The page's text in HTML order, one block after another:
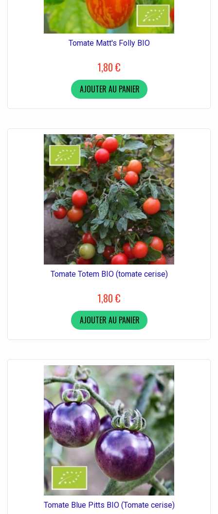
Tomate Matt's Folly BIO
1,80 €
AJOUTER AU PANIER
Tomate Totem BIO (tomate cerise)
1,80 €
AJOUTER AU PANIER
Tomate Blue Pitts BIO (Tomate cerise)